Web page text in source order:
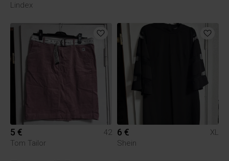
Lindex
5 €
42
Tom Tailor
6 €
XL
Shein